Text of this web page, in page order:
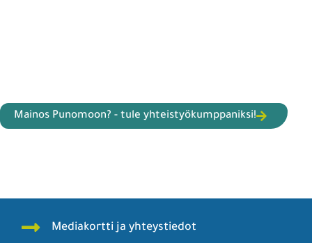
Mainos Punomoon? - tule yhteistyökumppaniksi!
Mediakortti ja yhteystiedot